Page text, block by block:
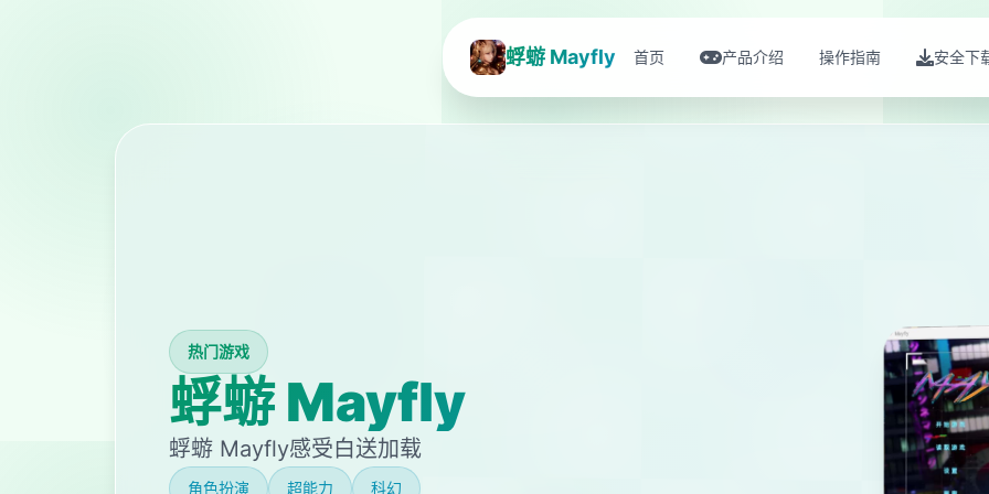
蜉蝣 Mayfly 首页 产品介绍 操作指南 安全下
热门游戏
蜉蝣 Mayfly
蜉蝣 Mayfly感受白送加载
角色扮演 超能力 科幻